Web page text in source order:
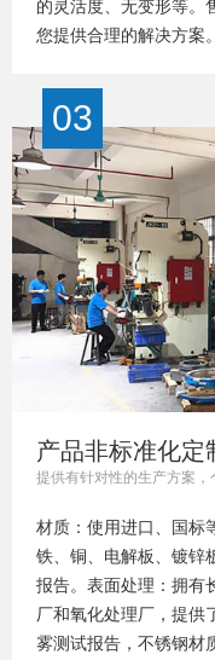
的灵活度、无变形等。
您提供合理的解决方案。
03
产品非标准化定
提供有针对性的生产方案，
材质：使用进口、国标
铁、铜、电解板、镀锌
报告。表面处理：拥有
厂和氧化处理厂，提供
雾测试报告，不锈钢材